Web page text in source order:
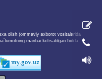
olish (ommaviy axborot vositalarida
manbai ko'rsatilgan holda